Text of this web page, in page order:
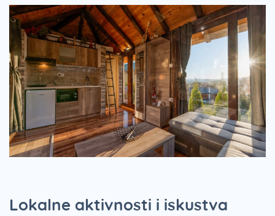
Lokalne aktivnosti i iskustva